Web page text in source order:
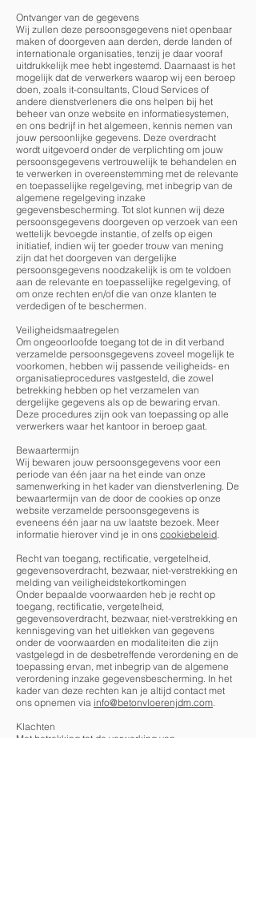
Ontvanger van de gegevens
Wij zullen deze persoonsgegevens niet openbaar
maken of doorgeven aan derden, derde landen of
internationale organisaties, tenzij je daar vooraf
uitdrukkelijk mee hebt ingestemd. Daarnaast is het
mogelijk dat de verwerkers waarop wij een beroep
doen, zoals it-consultants, Cloud Services of
andere dienstverleners die ons helpen bij het
beheer van onze website en informatiesystemen,
en ons bedrijf in het algemeen, kennis nemen van
jouw persoonlijke gegevens. Deze overdracht
wordt uitgevoerd onder de verplichting om jouw
persoonsgegevens vertrouwelijk te behandelen en
te verwerken in overeenstemming met de relevante
en toepasselijke regelgeving, met inbegrip van de
algemene regelgeving inzake
gegevensbescherming. Tot slot kunnen wij deze
persoonsgegevens doorgeven op verzoek van een
wettelijk bevoegde instantie, of zelfs op eigen
initiatief, indien wij ter goeder trouw van mening
zijn dat het doorgeven van dergelijke
persoonsgegevens noodzakelijk is om te voldoen
aan de relevante en toepasselijke regelgeving, of
om onze rechten en/of die van onze klanten te
verdedigen of te beschermen.
Veiligheidsmaatregelen
Om ongeoorloofde toegang tot de in dit verband
verzamelde persoonsgegevens zoveel mogelijk te
voorkomen, hebben wij passende veiligheids- en
organisatieprocedures vastgesteld, die zowel
betrekking hebben op het verzamelen van
dergelijke gegevens als op de bewaring ervan.
Deze procedures zijn ook van toepassing op alle
verwerkers waar het kantoor in beroep gaat.
Bewaartermijn
Wij bewaren jouw persoonsgegevens voor een
periode van één jaar na het einde van onze
samenwerking in het kader van dienstverlening. De
bewaartermijn van de door de cookies op onze
website verzamelde persoonsgegevens is
eveneens één jaar na uw laatste bezoek. Meer
informatie hierover vind je in ons cookiebeleid.
Recht van toegang, rectificatie, vergetelheid,
gegevensoverdracht, bezwaar, niet-verstrekking en
melding van veiligheidstekortkomingen
Onder bepaalde voorwaarden heb je recht op
toegang, rectificatie, vergetelheid,
gegevensoverdracht, bezwaar, niet-verstrekking en
kennisgeving van het uitlekken van gegevens
onder de voorwaarden en modaliteiten die zijn
vastgelegd in de desbetreffende verordening en de
toepassing ervan, met inbegrip van de algemene
verordening inzake gegevensbescherming. In het
kader van deze rechten kan je altijd contact met
ons opnemen via info@betonvloerenjdm.com.
Klachten
Met betrekking tot de verwerking van